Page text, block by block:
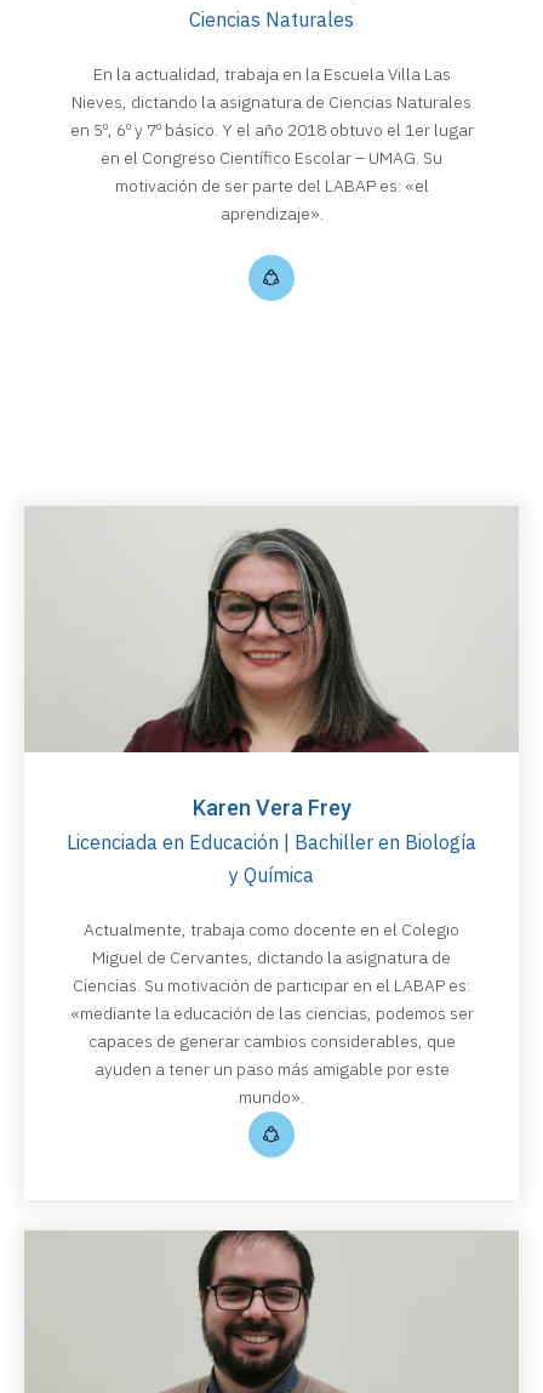
Ciencias Naturales
En la actualidad, trabaja en la Escuela Villa Las
Nieves, dictando la asignatura de Ciencias Naturales
en 5º, 6º y 7º básico. Y el año 2018 obtuvo el 1er lugar
en el Congreso Científico Escolar – UMAG. Su
motivación de ser parte del LABAP es: «el
aprendizaje».
Karen Vera Frey
Licenciada en Educación | Bachiller en Biología
y Química
Actualmente, trabaja como docente en el Colegio
Miguel de Cervantes, dictando la asignatura de
Ciencias. Su motivación de participar en el LABAP es:
«mediante la educación de las ciencias, podemos ser
capaces de generar cambios considerables, que
ayuden a tener un paso más amigable por este
mundo».